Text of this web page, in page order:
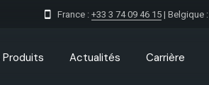
France :+33 3 74 09 46 15| Belgique :
Produits Actualités Carrière